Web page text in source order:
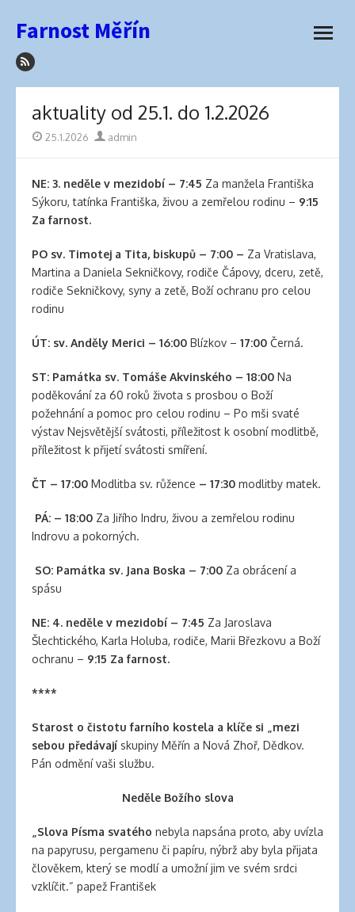
with
lingerie
london
clothes
classic
length
extensions
clothes
fuentes
extensions
clothing
na
Farnost Měřín
otevřít
aktuality od 25.1. do 1.2.2026
Publikováno
25.1.2026 Autoradmin
NE: 3. neděle v mezidobí – 7:45 Za manžela Františka
Sýkoru, tatínka Františka, živou a zemřelou rodinu – 9:15
Za farnost.
PO sv. Timotej a Tita, biskupů – 7:00 – Za Vratislava,
Martina a Daniela Sekničkovy, rodiče Čápovy, dceru, zetě,
rodiče Sekničkovy, syny a zetě, Boží ochranu pro celou
rodinu
ÚT: sv. Anděly Merici – 16:00 Blízkov – 17:00 Černá.
ST: Památka sv. Tomáše Akvinského – 18:00 Na
poděkování za 60 roků života s prosbou o Boží
požehnání a pomoc pro celou rodinu – Po mši svaté
výstav Nejsvětější svátosti, příležitost k osobní modlitbě,
příležitost k přijetí svátosti smíření.
ČT – 17:00 Modlitba sv. růžence – 17:30 modlitby matek.
PÁ: – 18:00 Za Jiřího Indru, živou a zemřelou rodinu
Indrovu a pokorných.
SO: Památka sv. Jana Boska – 7:00 Za obrácení a
spásu
NE: 4. neděle v mezidobí – 7:45 Za Jaroslava
Šlechtického, Karla Holuba, rodiče, Marii Březkovu a Boží
ochranu – 9:15 Za farnost.
****
Starost o čistotu farního kostela a klíče si „mezi
sebou předávajískupiny Měřín a Nová Zhoř, Dědkov.
Pán odmění vaši službu.
Neděle Božího slova
„Slova Písma svatého nebyla napsána proto, aby uvízla
na papyrusu, pergamenu či papíru, nýbrž aby byla přijata
člověkem, který se modlí a umožní jim ve svém srdci
vzklíčit.“ papež František